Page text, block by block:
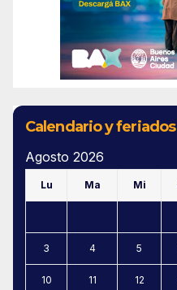
Calendario y feriados
Agosto 2026
Lu Ma Mi
3 4 5
10 11 12